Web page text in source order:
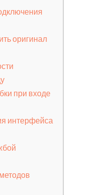
оригинал
при входе
интерфейса